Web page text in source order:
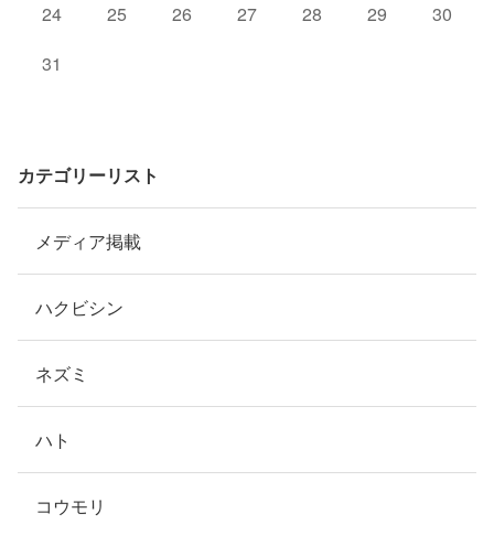
24
25 26 27 28 29
30
31
カテゴリーリスト
メディア掲載
ハクビシン
ネズミ
ハト
コウモリ